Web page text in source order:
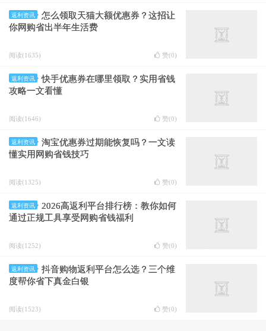
返利资讯
怎么领取天猫大额优惠券？这招让
你网购省出半年生活费
阅读(1635) 赞(0)
返利资讯
快手优惠券在哪里领取？实用省钱
攻略一文看懂
阅读(1646) 赞(0)
返利资讯
淘宝优惠券过期能恢复吗？一文读
懂实用网购省钱技巧
阅读(1325) 赞(0)
返利资讯
2026高返利平台排行榜：教你如何
通过正规工具享受网购省钱福利
阅读(1252) 赞(0)
返利资讯
抖音购物返利平台怎么选？三个维
度帮你省下真金白银
阅读(1523) 赞(0)